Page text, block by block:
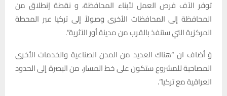
توفر الآف فرص العمل لأبناء المحافظة، و نقطة إنطلاق من
المحافظة إلى المحافظات الأخرى وصولاً إلى تركيا عبر المحطة
المركزية التي ستنفذ بالقرب من مدينة أور الآثرية”.
وَ أضاف ان “هناك العديد من المدن الصناعية والخدمات الأخرى
المصاحبة للمشروع ستكون على خط المسار، من البصرة إلى الحدود
العراقية مع تركيا”.